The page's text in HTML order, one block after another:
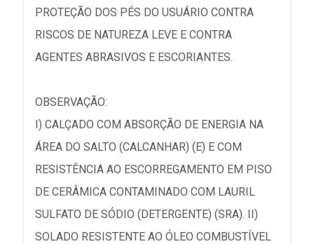
PROTEÇÃO DOS PÉS DO USUÁRIO CONTRA
RISCOS DE NATUREZA LEVE E CONTRA
AGENTES ABRASIVOS E ESCORIANTES.
OBSERVAÇÃO:
I) CALÇADO COM ABSORÇÃO DE ENERGIA NA
ÁREA DO SALTO (CALCANHAR) (E) E COM
RESISTÊNCIA AO ESCORREGAMENTO EM PISO
DE CERÂMICA CONTAMINADO COM LAURIL
SULFATO DE SÓDIO (DETERGENTE) (SRA). II)
SOLADO RESISTENTE AO ÓLEO COMBUSTÍVEL